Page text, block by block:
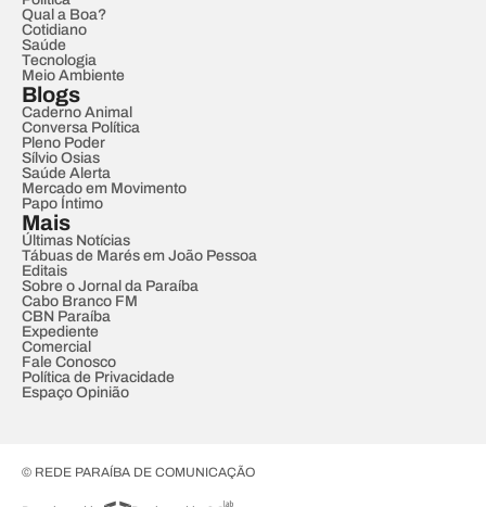
Qual a Boa?
Cotidiano
Saúde
Tecnologia
Meio Ambiente
Blogs
Caderno Animal
Conversa Política
Pleno Poder
Sílvio Osias
Saúde Alerta
Mercado em Movimento
Papo Íntimo
Mais
Últimas Notícias
Tábuas de Marés em João Pessoa
Editais
Sobre o Jornal da Paraíba
Cabo Branco FM
CBN Paraíba
Expediente
Comercial
Fale Conosco
Política de Privacidade
Espaço Opinião
© REDE PARAÍBA DE COMUNICAÇÃO